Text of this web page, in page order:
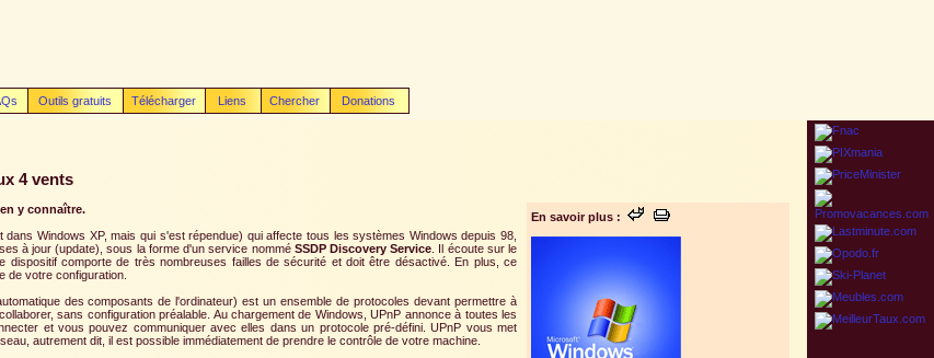
Outils gratuits Télécharger Liens Chercher Donations
4 vents
En savoir plus :
y connaître.
Windows XP, mais qui s'est répendue) qui affecte tous les systèmes Windows depuis 98,
à jour (update), sous la forme d'un service nommé SSDP Discovery Service . Il écoute sur le
comporte de très nombreuses failles de sécurité et doit être désactivé. En plus, ce
de votre configuration.
des composants de l'ordinateur) est un ensemble de protocoles devant permettre à
sans configuration préalable. Au chargement de Windows, UPnP annonce à toutes les
et vous pouvez communiquer avec elles dans un protocole pré-défini. UPnP vous met
autrement dit, il est possible immédiatement de prendre le contrôle de votre machine.